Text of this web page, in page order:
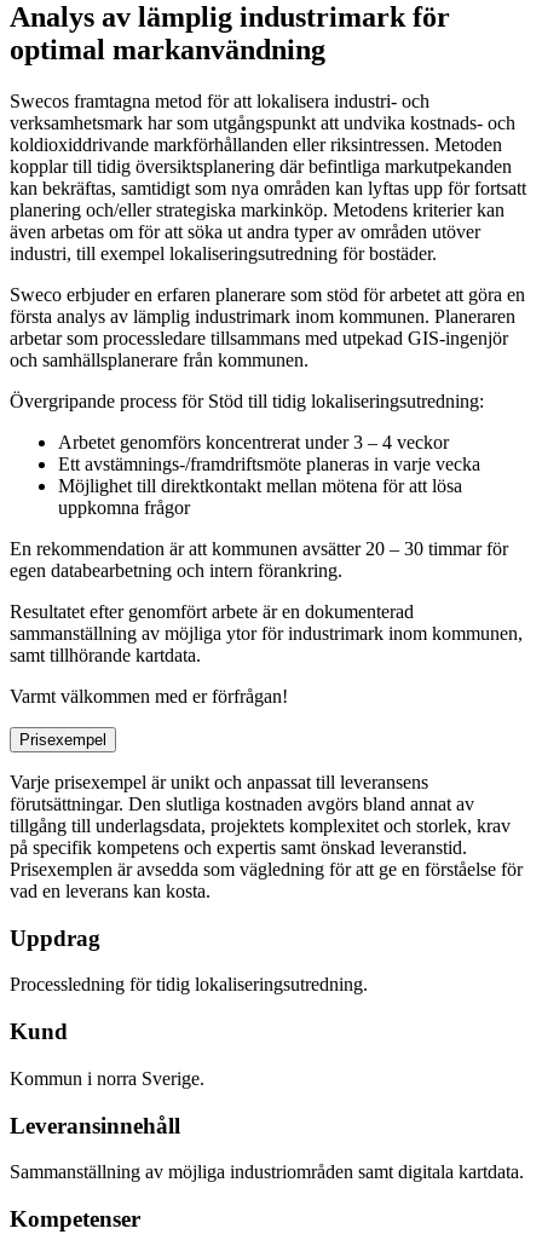
Analys av lämplig industrimark för
optimal markanvändning
Swecos framtagna metod för att lokalisera industri- och
verksamhetsmark har som utgångspunkt att undvika kostnads- och
koldioxiddrivande markförhållanden eller riksintressen. Metoden
kopplar till tidig översiktsplanering där befintliga markutpekanden
kan bekräftas, samtidigt som nya områden kan lyftas upp för fortsatt
planering och/eller strategiska markinköp. Metodens kriterier kan
även arbetas om för att söka ut andra typer av områden utöver
industri, till exempel lokaliseringsutredning för bostäder.
Sweco erbjuder en erfaren planerare som stöd för arbetet att göra en
första analys av lämplig industrimark inom kommunen. Planeraren
arbetar som processledare tillsammans med utpekad GIS-ingenjör
och samhällsplanerare från kommunen.
Övergripande process för Stöd till tidig lokaliseringsutredning:
Arbetet genomförs koncentrerat under 3 – 4 veckor
Ett avstämnings-/framdriftsmöte planeras in varje vecka
Möjlighet till direktkontakt mellan mötena för att lösa
uppkomna frågor
En rekommendation är att kommunen avsätter 20 – 30 timmar för
egen databearbetning och intern förankring.
Resultatet efter genomfört arbete är en dokumenterad
sammanställning av möjliga ytor för industrimark inom kommunen,
samt tillhörande kartdata.
Varmt välkommen med er förfrågan!
Prisexempel
Varje prisexempel är unikt och anpassat till leveransens
förutsättningar. Den slutliga kostnaden avgörs bland annat av
tillgång till underlagsdata, projektets komplexitet och storlek, krav
på specifik kompetens och expertis samt önskad leveranstid.
Prisexemplen är avsedda som vägledning för att ge en förståelse för
vad en leverans kan kosta.
Uppdrag
Processledning för tidig lokaliseringsutredning.
Kund
Kommun i norra Sverige.
Leveransinnehåll
Sammanställning av möjliga industriområden samt digitala kartdata.
Kompetenser